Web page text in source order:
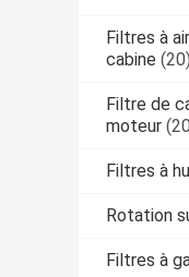
Filtres à
cabine (20)
Filtre de
moteur
Filtres à
Rotation
Filtres à